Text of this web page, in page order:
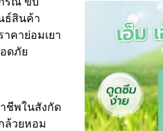
ธ์สินค้า
คาย่อมเยา
ดภัย
ชีพในสังกัด
ล้วยหอม